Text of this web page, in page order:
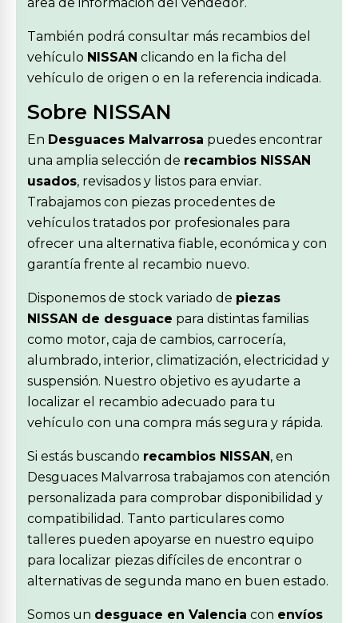
También podrá consultar más recambios del
vehículo NISSAN clicando en la ficha del
vehículo de origen o en la referencia indicada.
Sobre NISSAN
En Desguaces Malvarrosa puedes encontrar
una amplia selección de recambios NISSAN
usados, revisados y listos para enviar.
Trabajamos con piezas procedentes de
vehículos tratados por profesionales para
ofrecer una alternativa fiable, económica y con
garantía frente al recambio nuevo.
Disponemos de stock variado de piezas
NISSAN de desguace para distintas familias
como motor, caja de cambios, carrocería,
alumbrado, interior, climatización, electricidad y
suspensión. Nuestro objetivo es ayudarte a
localizar el recambio adecuado para tu
vehículo con una compra más segura y rápida.
Si estás buscando recambios NISSAN, en
Desguaces Malvarrosa trabajamos con atención
personalizada para comprobar disponibilidad y
compatibilidad. Tanto particulares como
talleres pueden apoyarse en nuestro equipo
para localizar piezas difíciles de encontrar o
alternativas de segunda mano en buen estado.
Somos un desguace en Valencia con envíos